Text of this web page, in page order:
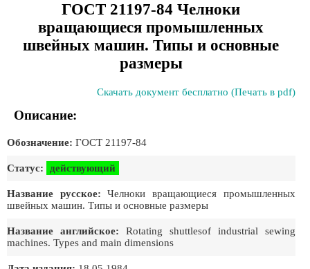
ГОСТ 21197-84 Челноки
вращающиеся промышленных
швейных машин. Типы и основные
размеры
Скачать документ бесплатно (Печать в pdf)
Описание:
Обозначение: ГОСТ 21197-84
Статус: действующий
Название русское: Челноки вращающиеся промышленных
швейных машин. Типы и основные размеры
Название английское: Rotating shuttlesof industrial sewing
machines. Types and main dimensions